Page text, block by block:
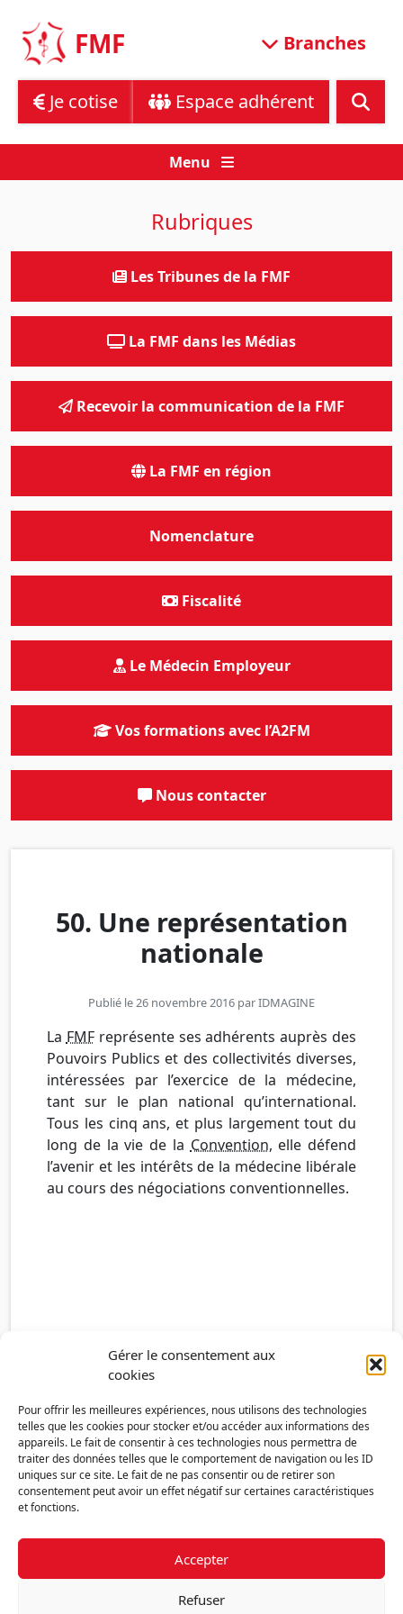
Gérer le consentement aux
cookies
Pour offrir les meilleures expériences, nous utilisons des technologies
telles que les cookies pour stocker et/ou accéder aux informations des
appareils. Le fait de consentir à ces technologies nous permettra de
traiter des données telles que le comportement de navigation ou les ID
uniques sur ce site. Le fait de ne pas consentir ou de retirer son
consentement peut avoir un effet négatif sur certaines caractéristiques
et fonctions.
Accepter
Refuser
content
FMF Branches
Je cotise Espace adhérent
Menu
50. Une représentation
nationale
Publié le 26 novembre 2016 parIDMAGINE
La FMFreprésente ses adhérents auprès des
Pouvoirs Publics et des collectivités diverses,
intéressées par l’exercice de la médecine,
tant sur le plan national qu’international.
Tous les cinq ans, et plus largement tout du
long de la vie de la Convention, elle défend
l’avenir et les intérêts de la médecine libérale
au cours des négociations conventionnelles.
Rubriques
Les Tribunes de la FMF
La FMF dans les Médias
Recevoir la communication de la FMF
La FMF en région
Nomenclature
Fiscalité
Le Médecin Employeur
Vos formations avec l’A2FM
Nous contacter
Politique de confidentialité
RGPD
Nous contacter